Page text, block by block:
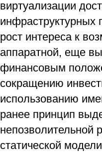
виртуализации
инфраструктурных
рост интереса к
аппаратной, еще
финансовым
сокращению
использованию
ранее принцип
статической